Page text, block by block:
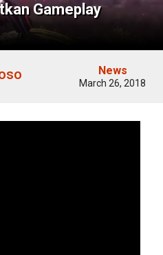
Gameplay
News
March 26, 2018